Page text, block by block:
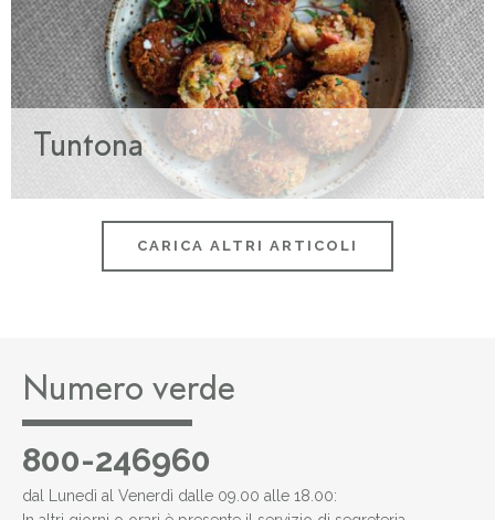
Tuntona
CARICA ALTRI ARTICOLI
Numero verde
800-246960
dal Lunedì al Venerdì dalle 09.00 alle 18.00: